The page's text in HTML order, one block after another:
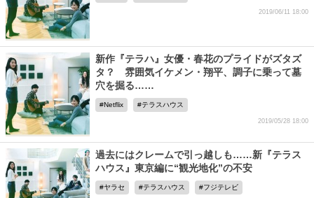
2019/06/11 18:00
新作『テラハ』女優・春花のプライドがズタズ
タ？ 雰囲気イケメン・翔平、調子に乗って墓
穴を掘る……
Netflix テラスハウス
2019/05/28 18:00
過去にはクレームで引っ越しも……新『テラス
ハウス』東京編に“観光地化”の不安
ヤラセ テラスハウス フジテレビ